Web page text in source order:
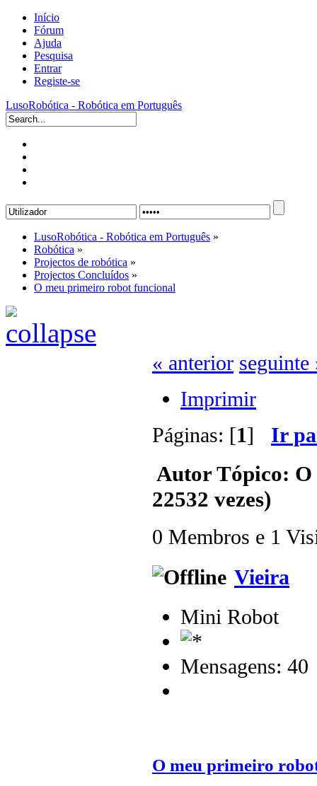
Início
Fórum
Ajuda
Pesquisa
Entrar
Registe-se
LusoRobótica - Robótica em Português
LusoRobótica - Robótica em Português »
Robótica »
Projectos de robótica »
Projectos Concluídos »
O meu primeiro robot funcional
« anterior seguinte
Imprimir
Páginas: [1] Ir
AutorTópico: O
22532 vezes)
0 Membros e 1
Vieira
Mini Robot
Mensagens: 40
O meu primeiro